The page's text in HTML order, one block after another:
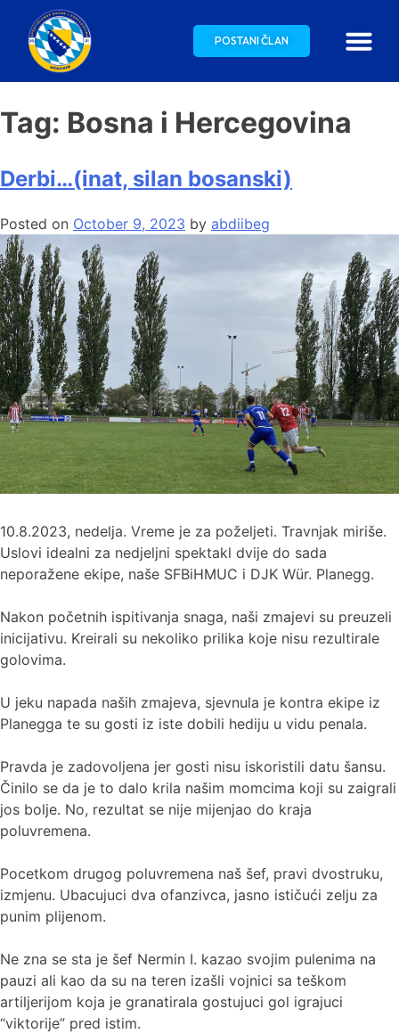
POSTANI ČLAN
Tag: Bosna i Hercegovina
Derbi…(inat, silan bosanski)
Posted on October 9, 2023 by abdiibeg
10.8.2023, nedelja. Vreme je za poželjeti. Travnjak miriše.
Uslovi idealni za nedjeljni spektakl dvije do sada
neporažene ekipe, naše SFBiHMUC i DJK Wür. Planegg.
Nakon početnih ispitivanja snaga, naši zmajevi su preuzeli
inicijativu. Kreirali su nekoliko prilika koje nisu rezultirale
golovima.
U jeku napada naših zmajeva, sjevnula je kontra ekipe iz
Planegga te su gosti iz iste dobili hediju u vidu penala.
Pravda je zadovoljena jer gosti nisu iskoristili datu šansu.
Činilo se da je to dalo krila našim momcima koji su zaigrali
jos bolje. No, rezultat se nije mijenjao do kraja
poluvremena.
Pocetkom drugog poluvremena naš šef, pravi dvostruku,
izmjenu. Ubacujuci dva ofanzivca, jasno ističući zelju za
punim plijenom.
Ne zna se sta je šef Nermin I. kazao svojim pulenima na
pauzi ali kao da su na teren izašli vojnici sa teškom
artiljerijom koja je granatirala gostujuci gol igrajuci
“viktorije” pred istim.